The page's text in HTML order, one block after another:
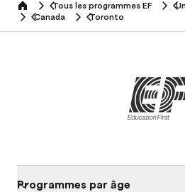
home Tous les programmes EF
Canada
Toronto
Programmes par âge